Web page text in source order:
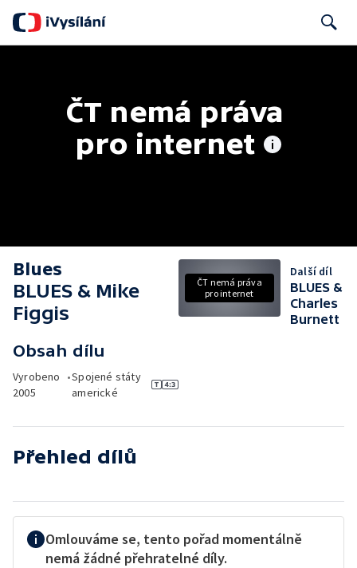
ČT nemá práva
pro internet
Blues
BLUES & Mike
Figgis
Obsah dílu
Vyrobeno
2005
•Spojené státy
americké
ČT nemá práva
pro internet
Další díl
BLUES &
Charles
Burnett
Přehled dílů
Omlouváme se, tento pořad momentálně
nemá žádné přehratelné díly.